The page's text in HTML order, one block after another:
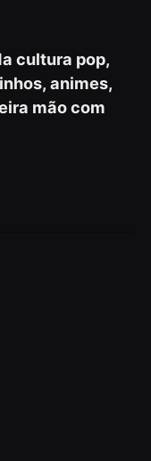
cultura pop,
animes,
mão com